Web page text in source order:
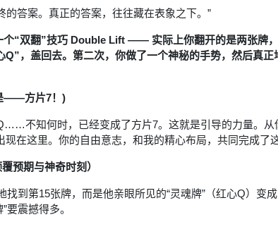
的答案。真正的答案，往往藏在表象之下。”
个“双翻”技巧 Double Lift —— 实际上你翻开的是两张牌
Q”，盖回去。第二次，你做了一个神秘的手势，然后真正
——方片7！)
不知何时，已经变成了方片7。这就是引导的力量。从
现在这里。你的自由意志，和我的精心布局，共同完成了
预期与神奇时刻）
找到第15张牌，而是他亲眼所见的“灵魂牌”（红心Q）变
要震撼得多。